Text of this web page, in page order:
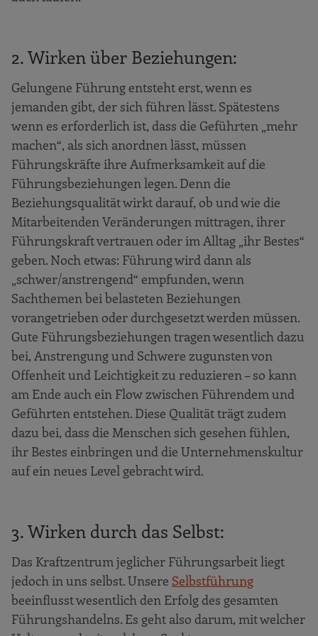
2. Wirken über Beziehungen:
Gelungene Führung entsteht erst, wenn es
jemanden gibt, der sich führen lässt. Spätestens
wenn es erforderlich ist, dass die Geführten „mehr
machen“, als sich anordnen lässt, müssen
Führungskräfte ihre Aufmerksamkeit auf die
Führungsbeziehungen legen. Denn die
Beziehungsqualität wirkt darauf, ob und wie die
Mitarbeitenden Veränderungen mittragen, ihrer
Führungskraft vertrauen oder im Alltag „ihr Bestes“
geben. Noch etwas: Führung wird dann als
„schwer/anstrengend“ empfunden, wenn
Sachthemen bei belasteten Beziehungen
vorangetrieben oder durchgesetzt werden müssen.
Gute Führungsbeziehungen tragen wesentlich dazu
bei, Anstrengung und Schwere zugunsten von
Offenheit und Leichtigkeit zu reduzieren – so kann
am Ende auch ein Flow zwischen Führendem und
Geführten entstehen. Diese Qualität trägt zudem
dazu bei, dass die Menschen sich gesehen fühlen,
ihr Bestes einbringen und die Unternehmenskultur
auf ein neues Level gebracht wird.
3. Wirken durch das Selbst:
Das Kraftzentrum jeglicher Führungsarbeit liegt
jedoch in uns selbst. Unsere Selbstführung
beeinflusst wesentlich den Erfolg des gesamten
Führungshandelns. Es geht also darum, mit welcher